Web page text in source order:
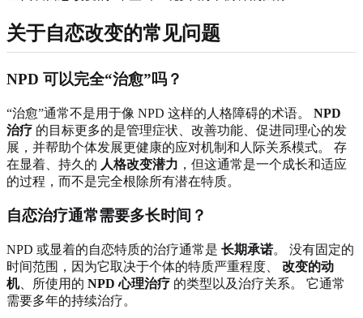
关于自恋改变的常见问题
NPD 可以完全“治愈”吗？
“治愈”通常不是用于像 NPD 这样的人格障碍的术语。 NPD
治疗 的目标更多的是管理症状、改善功能、促进同理心的发
展，并帮助个体发展更健康的应对机制和人际关系模式。 存
在显着、持久的 人格改变潜力 ，但这通常是一个成长和适应
的过程，而不是完全根除所有潜在特质。
自恋治疗通常需要多长时间？
NPD 或显着的自恋特质的治疗通常是 长期承诺。 没有固定的
时间范围，因为它取决于个体的特质严重程度、 改变的动
机、所使用的 NPD 心理治疗 的类型以及治疗关系。 它通常
需要多年的持续治疗。